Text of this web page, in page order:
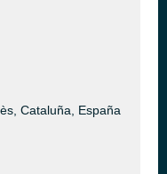
Cataluña, España